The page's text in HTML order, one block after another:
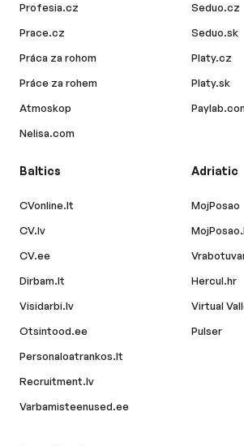
Profesia.cz
Prace.cz
Práca za rohom
Práce za rohem
Atmoskop
Nelisa.com
Seduo.cz
Seduo.sk
Platy.cz
Platy.sk
Baltics
CVonline.lt
CV.lv
CV.ee
Dirbam.lt
Visidarbi.lv
Otsintood.ee
Personaloatrankos.lt
Recruitment.lv
Varbamisteenused.ee
Adriatic
MojPosao
Hercul.hr
Virtual
Pulser